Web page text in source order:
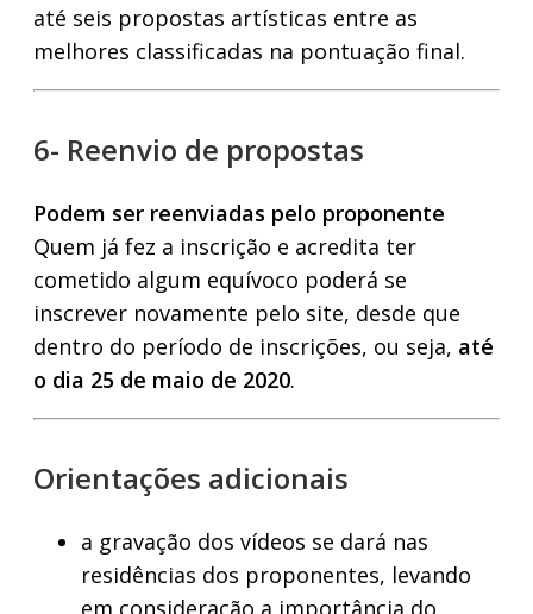
até seis propostas artísticas entre as
melhores classificadas na pontuação final.
6- Reenvio de propostas
Podem ser reenviadas pelo proponente
Quem já fez a inscrição e acredita ter
cometido algum equívoco poderá se
inscrever novamente pelo site, desde que
dentro do período de inscrições, ou seja, até
o dia 25 de maio de 2020.
Orientações adicionais
a gravação dos vídeos se dará nas
residências dos proponentes, levando
em consideração a importância do